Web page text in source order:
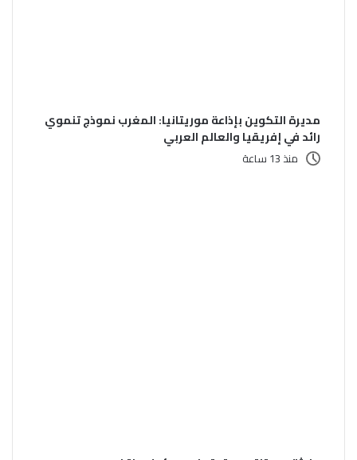
مديرة التكوين بإذاعة موريتانيا: المغرب نموذج تنموي
رائد في إفريقيا والعالم العربي
منذ 13 ساعة